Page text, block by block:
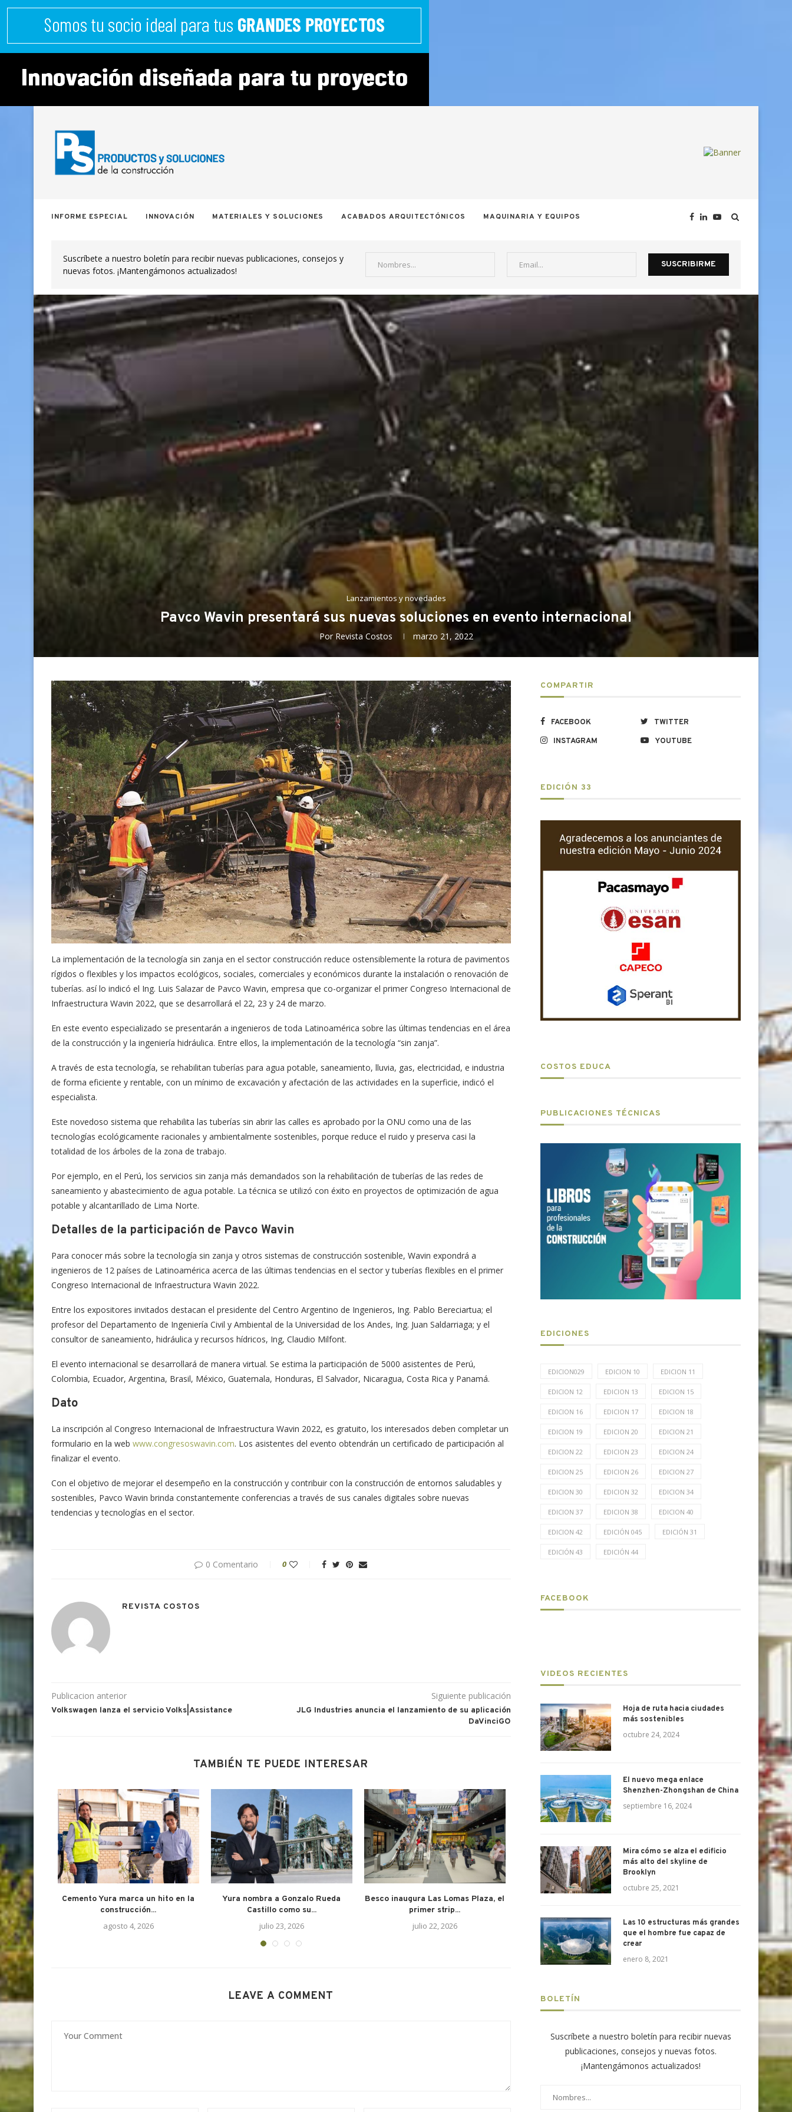
INFORME ESPECIAL INNOVACIÓN MATERIALES Y SOLUCIONES ACABADOS ARQUITECTÓNICOS MAQUINARIA Y EQUIPOS
Suscríbete a nuestro boletín para recibir nuevas publicaciones, consejos y
nuevas fotos. ¡Mantengámonos actualizados!
Lanzamientos y novedades
Pavco Wavin presentará sus nuevas soluciones en evento internacional
Por Revista Costos marzo 21, 2022
La implementación de la tecnología sin zanja en el sector construcción reduce ostensiblemente la rotura de pavimentos
rígidos o flexibles y los impactos ecológicos, sociales, comerciales y económicos durante la instalación o renovación de
tuberías. así lo indicó el Ing. Luis Salazar de Pavco Wavin, empresa que co-organizar el primer Congreso Internacional de
Infraestructura Wavin 2022, que se desarrollará el 22, 23 y 24 de marzo.
En este evento especializado se presentarán a ingenieros de toda Latinoamérica sobre las últimas tendencias en el área
de la construcción y la ingeniería hidráulica. Entre ellos, la implementación de la tecnología “sin zanja”.
A través de esta tecnología, se rehabilitan tuberías para agua potable, saneamiento, lluvia, gas, electricidad, e industria
de forma eficiente y rentable, con un mínimo de excavación y afectación de las actividades en la superficie, indicó el
especialista.
Este novedoso sistema que rehabilita las tuberías sin abrir las calles es aprobado por la ONU como una de las
tecnologías ecológicamente racionales y ambientalmente sostenibles, porque reduce el ruido y preserva casi la
totalidad de los árboles de la zona de trabajo.
Por ejemplo, en el Perú, los servicios sin zanja más demandados son la rehabilitación de tuberías de las redes de
saneamiento y abastecimiento de agua potable. La técnica se utilizó con éxito en proyectos de optimización de agua
potable y alcantarillado de Lima Norte.
Detalles de la participación de Pavco Wavin
Para conocer más sobre la tecnología sin zanja y otros sistemas de construcción sostenible, Wavin expondrá a
ingenieros de 12 países de Latinoamérica acerca de las últimas tendencias en el sector y tuberías flexibles en el primer
Congreso Internacional de Infraestructura Wavin 2022.
Entre los expositores invitados destacan el presidente del Centro Argentino de Ingenieros, Ing. Pablo Bereciartua; el
profesor del Departamento de Ingeniería Civil y Ambiental de la Universidad de los Andes, Ing. Juan Saldarriaga; y el
consultor de saneamiento, hidráulica y recursos hídricos, Ing, Claudio Milfont.
El evento internacional se desarrollará de manera virtual. Se estima la participación de 5000 asistentes de Perú,
Colombia, Ecuador, Argentina, Brasil, México, Guatemala, Honduras, El Salvador, Nicaragua, Costa Rica y Panamá.
Dato
La inscripción al Congreso Internacional de Infraestructura Wavin 2022, es gratuito, los interesados deben completar un
formulario en la web www.congresoswavin.com. Los asistentes del evento obtendrán un certificado de participación al
finalizar el evento.
Con el objetivo de mejorar el desempeño en la construcción y contribuir con la construcción de entornos saludables y
sostenibles, Pavco Wavin brinda constantemente conferencias a través de sus canales digitales sobre nuevas
tendencias y tecnologías en el sector.
0 Comentario 0
REVISTA COSTOS
Publicacion anterior
Volkswagen lanza el servicio Volks|Assistance
Siguiente publicación
JLG Industries anuncia el lanzamiento de su aplicación
DaVinciGO
TAMBIÉN TE PUEDE INTERESAR
a
Cemento Yura marca un hito en la
construcción...
agosto 4, 2026
Yura nombra a Gonzalo Rueda
Castillo como su...
julio 23, 2026
Besco inaugura Las Lomas Plaza, el
primer strip...
julio 22, 2026 julio 22, 2026
GRUPO FLESAN
construirá la nueva sede...
marzo 11, 2026
LEAVE A COMMENT
COMPARTIR
FACEBOOK
TWITTER
INSTAGRAM
YOUTUBE
EDICIÓN 33
COSTOS EDUCA
PUBLICACIONES TÉCNICAS
EDICIONES
EDICION029 EDICION 10 EDICION 11
EDICION 12 EDICION 13 EDICION 15
EDICION 16 EDICION 17 EDICION 18
EDICION 19 EDICION 20 EDICION 21
EDICION 22 EDICION 23 EDICION 24
EDICION 25 EDICION 26 EDICION 27
EDICION 30 EDICION 32 EDICION 34
EDICION 37 EDICION 38 EDICION 40
EDICION 42 EDICIÓN 045 EDICIÓN 31
EDICIÓN 43 EDICIÓN 44
FACEBOOK
VIDEOS RECIENTES
Hoja de ruta hacia ciudades
más sostenibles
octubre 24, 2024
El nuevo mega enlace
Shenzhen-Zhongshan de China
septiembre 16, 2024
Mira cómo se alza el edificio
más alto del skyline de
Brooklyn
octubre 25, 2021
Las 10 estructuras más grandes
que el hombre fue capaz de
crear
enero 8, 2021
BOLETÍN
Suscríbete a nuestro boletín para recibir nuevas
publicaciones, consejos y nuevas fotos.
¡Mantengámonos actualizados!